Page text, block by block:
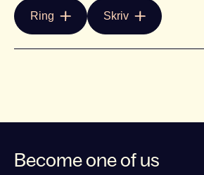
Ring Skriv
Become one of us